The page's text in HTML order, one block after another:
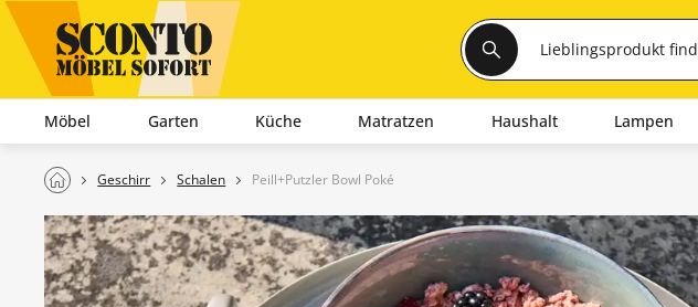
Möbel Garten Küche Matratzen Haushalt Lampen
Geschirr Schalen Peill+Putzler Bowl Poké